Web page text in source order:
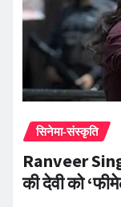
सिनेमा-संस्कृति
Ranveer
की देवी को